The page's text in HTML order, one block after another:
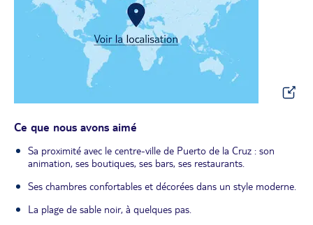
Ce que nous avons aimé
Sa proximité avec le centre-ville de Puerto de la Cruz : son
animation, ses boutiques, ses bars, ses restaurants.
Ses chambres confortables et décorées dans un style moderne.
La plage de sable noir, à quelques pas.